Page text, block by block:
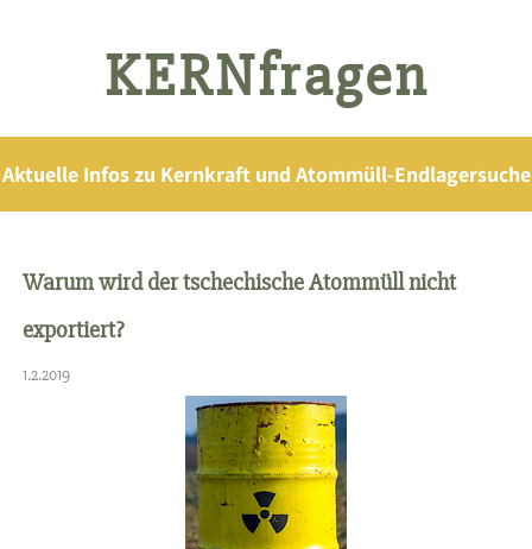
KERNfragen
Aktuelle Infos zu Kernkraft und Atommüll-Endlagersuche
Warum wird der tschechische Atommüll nicht
exportiert?
1.2.2019